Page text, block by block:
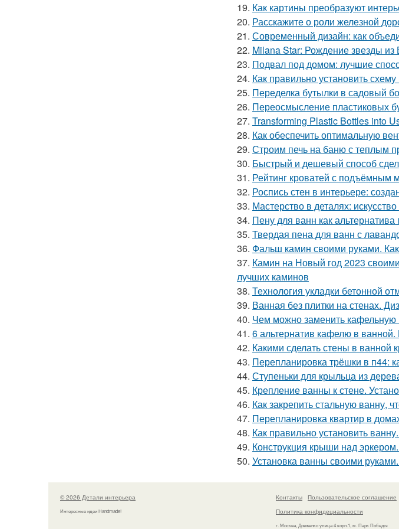
19. Как картины преобразуют
20. Расскажите о роли железной
21. Современный дизайн: как
22. Milana Star: Рождение звезды из
23. Подвал под домом: лучшие
24. Как правильно установить
25. Переделка бутылки в садовый
26. Переосмысление пластиковых
27. Transforming Plastic Bottles into
28. Как обеспечить оптимальную
29. Строим печь на баню с теплым
30. Быстрый и дешевый способ
31. Рейтинг кроватей с
32. Роспись стен в интерьере:
33. Мастерство в деталях:
34. Пену для ванн как
35. Твердая пена для ванн с
36. Фальш камин своими руками.
37. Камин на Новый год 2023
лучших каминов
38. Технология укладки бетонной
39. Ванная без плитки на стенах.
40. Чем можно заменить кафельную
41. 6 альтернатив кафелю в
42. Какими сделать стены в ванной
43. Перепланировка трёшки в п44:
44. Ступеньки для крыльца из
45. Крепление ванны к стене.
46. Как закрепить стальную ванну,
47. Перепланировка квартир в
48. Как правильно установить
49. Конструкция крыши над
50. Установка ванны своими
© 2026 Детали интерьера
Интересные идеи Handmade!
Контакты
Пользовательское соглашение
Политика конфидециальности
г. Москва, Довженко улица 4 корп.1, м. Парк Победы